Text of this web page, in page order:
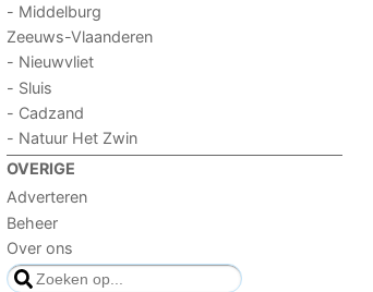
- Middelburg
Zeeuws-Vlaanderen
- Nieuwvliet
- Sluis
- Cadzand
- Natuur Het Zwin
OVERIGE
Adverteren
Beheer
Over ons